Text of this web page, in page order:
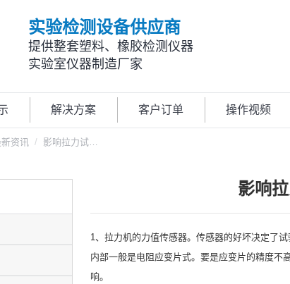
实验检测设备供应商
提供整套塑料、橡胶检测仪器
实验室仪器制造厂家
解决方案 客户订单 操作视频
资讯 影响拉力试…
影响
1、拉力机的力值传感器。传感器的好坏决定了
内部一般是电阻应变片式。要是应变片的精度不
响。